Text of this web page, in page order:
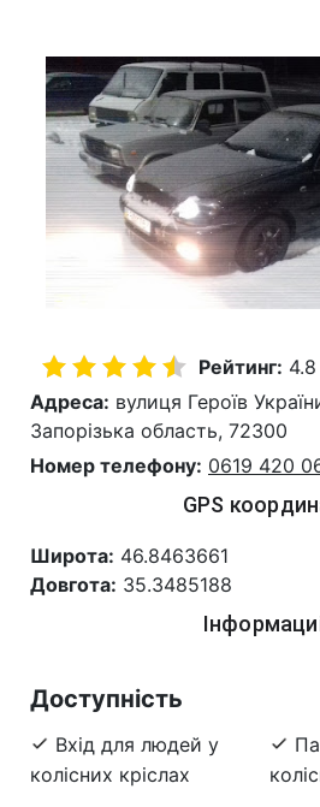
Рейтинг: 4.8
Адреса: вулиця Героїв
Запорізька область, 72300
Номер телефону: 0619 420
GPS
Широта: 46.8463661
Довгота: 35.3485188
Доступність
Вхід для людей у
колісних кріслах